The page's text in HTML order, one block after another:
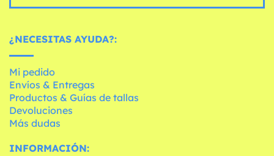
¿NECESITAS AYUDA?:
Mi pedido
Envíos & Entregas
Productos & Guías de tallas
Devoluciones
Más dudas
INFORMACIÓN: